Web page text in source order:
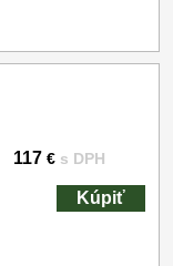
117 € s DPH
Kúpiť